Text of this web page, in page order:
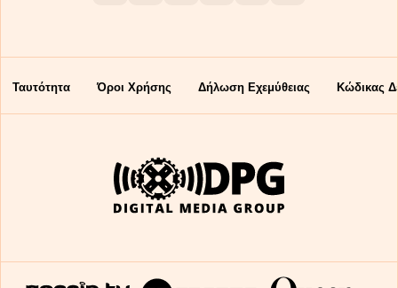
Ταυτότητα Όροι Χρήσης Δήλωση Εχεμύθειας Κώδικας